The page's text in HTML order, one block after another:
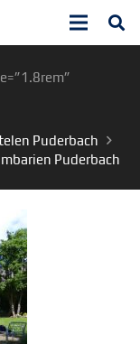
Puderbach
Puderbach